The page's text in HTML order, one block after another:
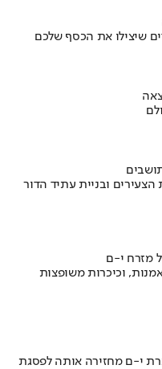
שיצילו את הכסף שלכם
ובניית עתיד הדור
מזרח י-ם
וכיכרות משופצות
י-ם מחזירה אותה לפסגת